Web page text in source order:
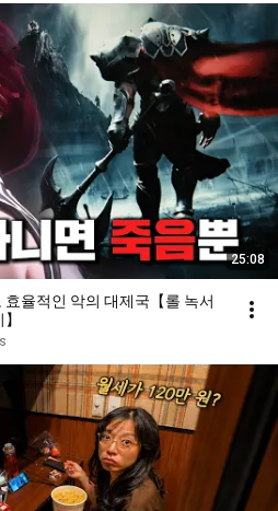
25:08
율적인 악의 대제국【롤 녹서